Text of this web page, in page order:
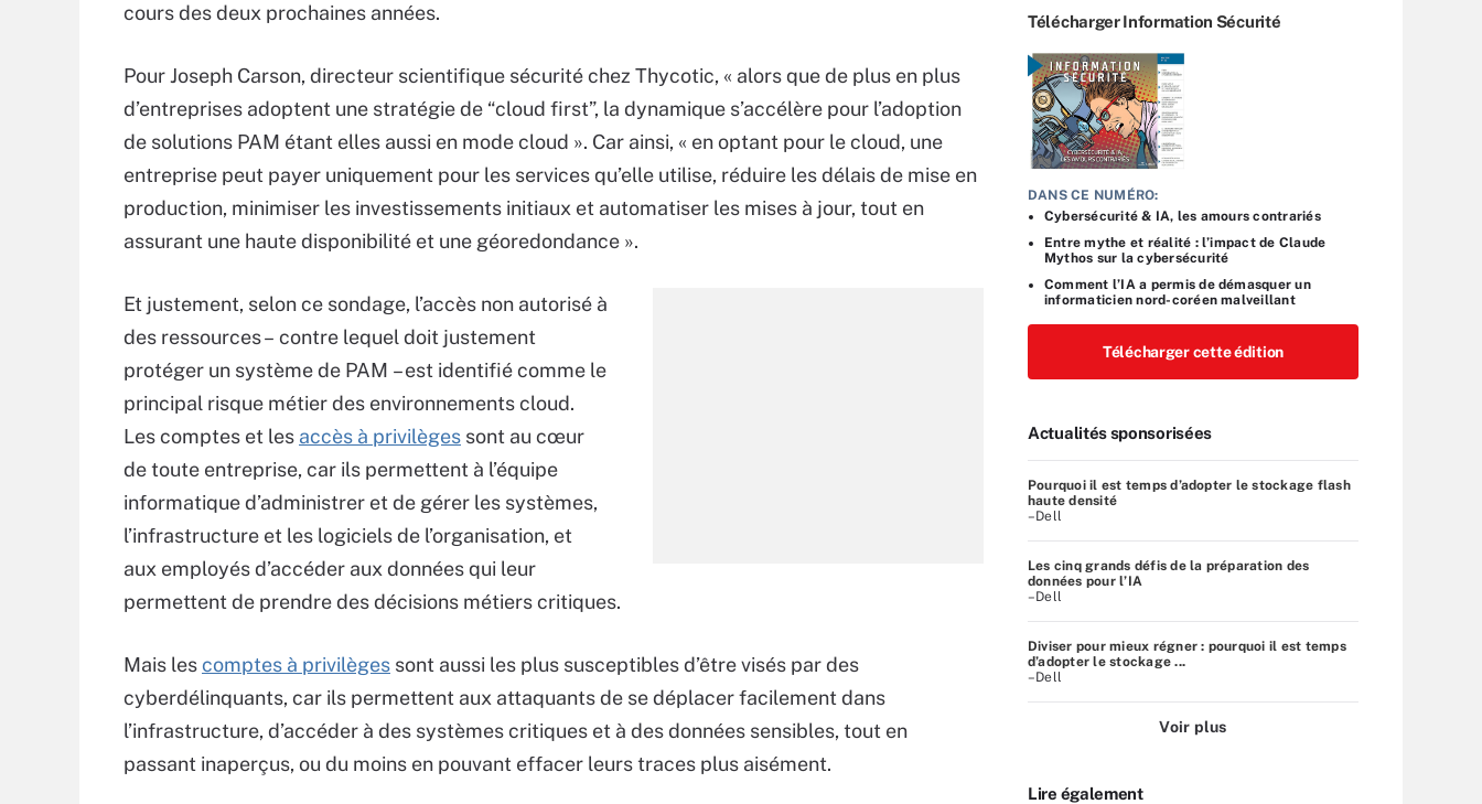
cours des deux prochaines années.
Pour Joseph Carson, directeur scientifique sécurité chez Thycotic, « alors que de plus en plus
d’entreprises adoptent une stratégie de “cloud first”, la dynamique s’accélère pour l’adoption
de solutions PAM étant elles aussi en mode cloud ». Car ainsi, « en optant pour le cloud, une
entreprise peut payer uniquement pour les services qu’elle utilise, réduire les délais de mise en
production, minimiser les investissements initiaux et automatiser les mises à jour, tout en
assurant une haute disponibilité et une géoredondance ».
Et justement, selon ce sondage, l’accès non autorisé à
des ressources – contre lequel doit justement
protéger un système de PAM – est identifié comme le
principal risque métier des environnements cloud.
Les comptes et les accès à privilèges sont au cœur
de toute entreprise, car ils permettent à l’équipe
informatique d’administrer et de gérer les systèmes,
l’infrastructure et les logiciels de l’organisation, et
aux employés d’accéder aux données qui leur
permettent de prendre des décisions métiers critiques.
Mais lescomptes à privilèges sont aussi les plus susceptibles d’être visés par des
cyberdélinquants, car ils permettent aux attaquants de se déplacer facilement dans
l’infrastructure, d’accéder à des systèmes critiques et à des données sensibles, tout en
passant inaperçus, ou du moins en pouvant effacer leurs traces plus aisément.
Télécharger Information Sécurité
DANS CE NUMÉRO:
Cybersécurité & IA, les amours contrariés
Entre mythe et réalité : l’impact de Claude
Mythos sur la cybersécurité
Comment l’IA a permis de démasquer un
informaticien nord-coréen malveillant
Télécharger cette édition
Actualités sponsorisées
Pourquoi il est temps d’adopter le stockage flash
haute densité
–Dell
Les cinq grands défis de la préparation des
données pour l’IA
–Dell
Diviser pour mieux régner : pourquoi il est temps
d’adopter le stockage ...
–Dell
Voir plus
Lire également